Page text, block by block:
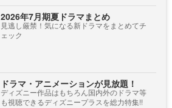
2026年7月期夏ドラマまとめ
見逃し厳禁！気になる新ドラマをまとめてチ
ェック
ドラマ・アニメーションが見放題！
ディズニー作品はもちろん国内外のドラマ等
も視聴できるディズニープラスを総力特集!!